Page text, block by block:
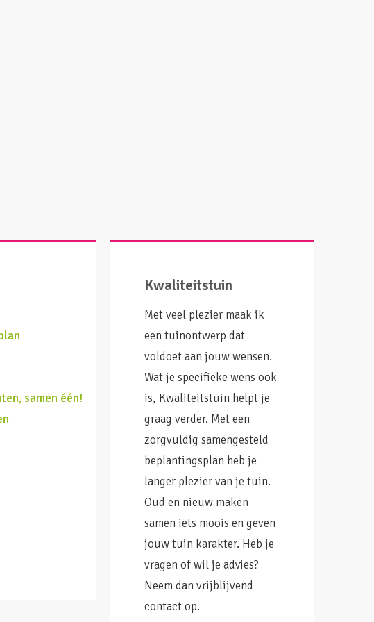
samen één!
Kwaliteitstuin
Met veel plezier maak ik
een tuinontwerp dat
voldoet aan jouw wensen.
Wat je specifieke wens ook
is, Kwaliteitstuin helpt je
graag verder. Met een
zorgvuldig samengesteld
beplantingsplan heb je
langer plezier van je tuin.
Oud en nieuw maken
samen iets moois en geven
jouw tuin karakter. Heb je
vragen of wil je advies?
Neem dan vrijblijvend
contact op.